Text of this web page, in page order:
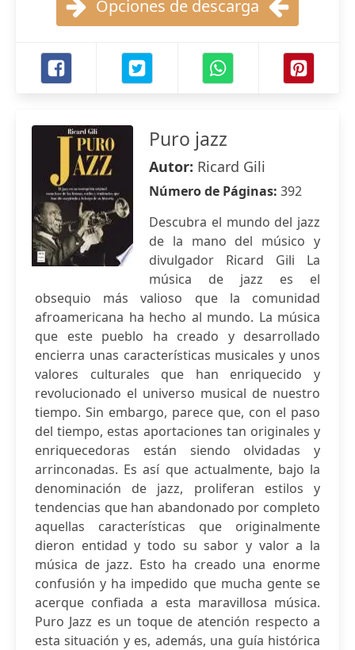
Opciones de descarga
Puro jazz
Autor: Ricard Gili
Número de Páginas: 392
Descubra el mundo del jazz
de la mano del músico y
divulgador Ricard Gili La
música de jazz es el
obsequio más valioso que la comunidad
afroamericana ha hecho al mundo. La música
que este pueblo ha creado y desarrollado
encierra unas características musicales y unos
valores culturales que han enriquecido y
revolucionado el universo musical de nuestro
tiempo. Sin embargo, parece que, con el paso
del tiempo, estas aportaciones tan originales y
enriquecedoras están siendo olvidadas y
arrinconadas. Es así que actualmente, bajo la
denominación de jazz, proliferan estilos y
tendencias que han abandonado por completo
aquellas características que originalmente
dieron entidad y todo su sabor y valor a la
música de jazz. Esto ha creado una enorme
confusión y ha impedido que mucha gente se
acerque confiada a esta maravillosa música.
Puro Jazz es un toque de atención respecto a
esta situación y es, además, una guía histórica